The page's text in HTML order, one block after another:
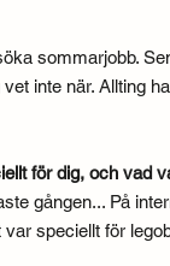
sommarjobb.
inte när. Allting
för dig, och vad
gången... På
speciellt för